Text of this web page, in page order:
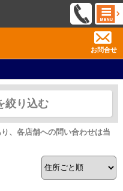
お問合せ
絞り込む
、各店舗への問い合わせは当